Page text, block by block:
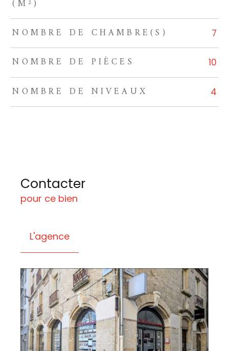
(M²)
NOMBRE DE CHAMBRE(S) 7
NOMBRE DE PIÈCES 10
NOMBRE DE NIVEAUX 4
Contacter
pour ce bien
L'agence